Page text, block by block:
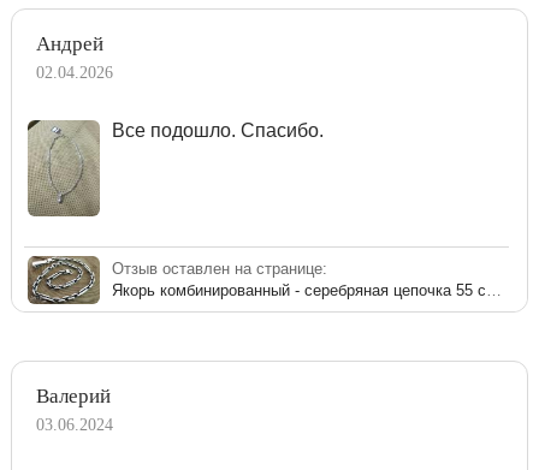
Андрей
02.04.2026
Все подошло. Спасибо.
Отзыв оставлен на странице:
Валерий
03.06.2024